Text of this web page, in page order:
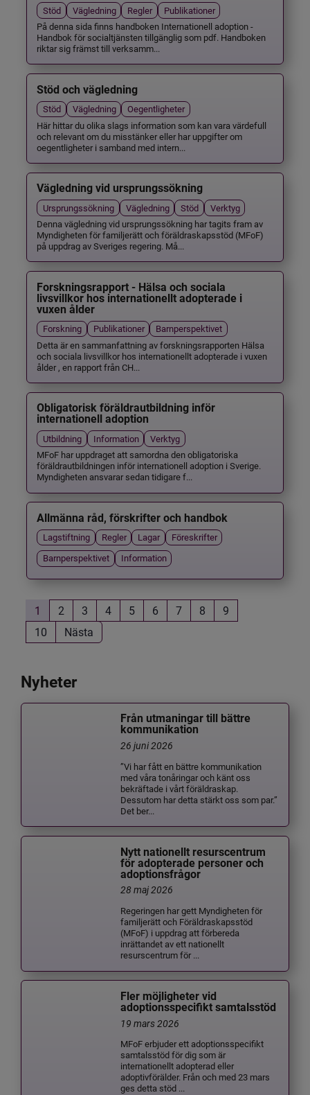
Stöd Vägledning Regler
Publikationer
På denna sida finns handboken Internationell adoption -
Handbok för socialtjänsten tillgänglig som pdf. Handboken
riktar sig främst till verksamm...
Stöd och vägledning
Stöd Vägledning
Oegentligheter
Här hittar du olika slags information som kan vara värdefull
och relevant om du misstänker eller har uppgifter om
oegentligheter i samband med intern...
Vägledning vid ursprungssökning
Ursprungssökning Vägledning Stöd
Verktyg
Denna vägledning vid ursprungssökning har tagits fram av
Myndigheten för familjerätt och föräldraskapsstöd (MFoF)
på uppdrag av Sveriges regering. Må...
Forskningsrapport - Hälsa och sociala
livsvillkor hos internationellt adopterade i
vuxen ålder
Forskning Publikationer
Barnperspektivet
Detta är en sammanfattning av forskningsrapporten Hälsa
och sociala livsvillkor hos internationellt adopterade i vuxen
ålder , en rapport från CH...
Obligatorisk föräldrautbildning inför
internationell adoption
Utbildning Information
Verktyg
MFoF har uppdraget att samordna den obligatoriska
föräldrautbildningen inför internationell adoption i Sverige.
Myndigheten ansvarar sedan tidigare f...
Allmänna råd, förskrifter och handbok
Lagstiftning Regler Lagar
Föreskrifter
Barnperspektivet
Information
1 2 3 4 5 6 7 8
9
10
Nästa
Nyheter
Från utmaningar till bättre
kommunikation
26 juni 2026
”Vi har fått en bättre kommunikation
med våra tonåringar och känt oss
bekräftade i vårt föräldraskap.
Dessutom har detta stärkt oss som par.”
Det ber...
Nytt nationellt resurscentrum
för adopterade personer och
adoptionsfrågor
28 maj 2026
Regeringen har gett Myndigheten för
familjerätt och Föräldraskapsstöd
(MFoF) i uppdrag att förbereda
inrättandet av ett nationellt
resurscentrum för ...
Fler möjligheter vid
adoptionsspecifikt samtalsstöd
19 mars 2026
MFoF erbjuder ett adoptionsspecifikt
samtalsstöd för dig som är
internationellt adopterad eller
adoptivförälder. Från och med 23 mars
ges detta stöd ...